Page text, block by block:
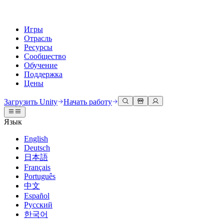
Игры
Отрасль
Ресурсы
Сообщество
Обучение
Поддержка
Цены
Движок Unity
Создавайте 2D и 3D игры для любой платформы
Совместная работа
Сотрудничайте и быстро вносите изменения с вашей командой
Загрузить Unity
Тарифы и цены
Развертывание
Многоплатформенность
3D сотрудничество
Создавайте и просматривайте 3D проекты в реальном времени
Иммерсивное обучение
Обучение в иммерсивных средах
Пользовательские опыты
Создавайте интерактивные 3D опыты
Отрасли
Производство
Документация
Инструменты для разработчиков
Версии релизов и трекер проблем
План развития
Обзор предстоящих функций
Глоссарий
Обсуждения
События
Глобальные и местные события
Истории сообщества
Made with Unity
Показ Unity-креаторов
Unity Learn
Освойте навыки Unity бесплатно
Профессиональное обучение
Повышайте уровень своей команды с тренерами Unity
Не использовали Unity раньше
С чего начать
Приступите к обучению
Основные пути Unity
Получить помощь
Помогаем вам добиться успеха с Unity
Планы успеха
Достигайте своих целей быстрее с помощью экспертов
FAQ
Ответы на часто задаваемые вопросы
Связаться с нами
Свяжитесь с нашей командой
Загрузить Unity Начать работу
Язык
English
Deutsch
日本語
Français
Português
中文
Español
Русский
한국어